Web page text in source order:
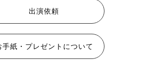
出演依頼
手紙・プレゼントについて